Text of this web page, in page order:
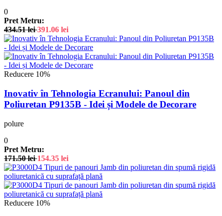
0
Pret Metru:
434.51lei 391.06 lei
Reducere 10%
Inovativ în Tehnologia Ecranului: Panoul din
Poliuretan P9135B - Idei și Modele de Decorare
polure
0
Pret Metru:
171.50lei 154.35 lei
Reducere 10%